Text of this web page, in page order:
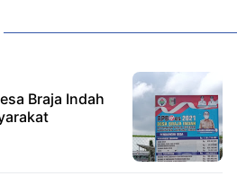
Braja Indah